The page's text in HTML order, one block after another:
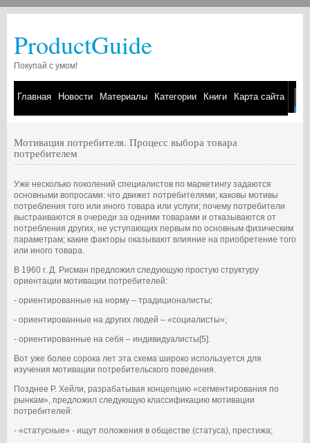
ProductGuide
Покупай с умом!
Главная Новости Материалы Категории Книги Карта сайта
Мотивация потребителя. Процесс выбора товара
потребителем
Уже несколько поколений специалистов по маркетингу задаются
основными вопросами: что движет потребителями; каковы мотивы
потребления того или иного товара или услуги; почему потребители
выстраиваются в очереди за одними товарами и отказываются от
потребления других, не уступающих первым по основным физическим
параметрам; какие факторы оказывают влияние на приобретение того
или иного товара.
В 1960 г. Д. Рисман предложил следующую простую структуру
ориентации мотивации потребителей:
- ориентированные на норму – традиционалисты;
- ориентированные на других людей – «социалисты»;
- ориентированные на себя – индивидуалисты[5].
Вот уже более сорока лет эта схема широко используется для
изучения мотивации потребительского поведения.
Позднее Р. Хейли, разрабатывая концепцию «сегментирования по
рынкам», предложил следующую классификацию мотивации
потребителей:
- «статусные» - ищут положения в обществе (статуса), престижа;